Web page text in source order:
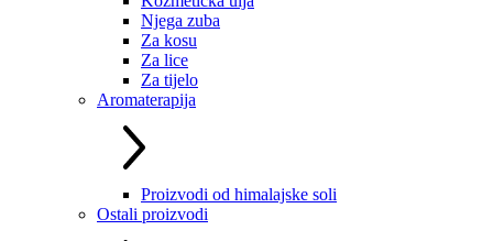
Njega zuba
Za kosu
Za lice
Za tijelo
Aromaterapija
Proizvodi od himalajske soli
Ostali proizvodi